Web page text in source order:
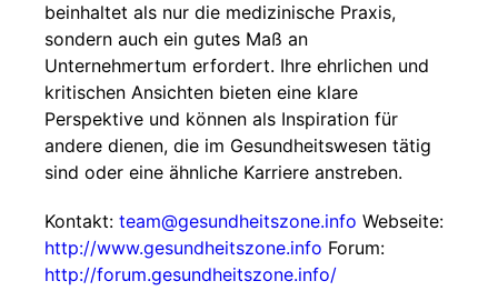
beinhaltet als nur die medizinische Praxis,
sondern auch ein gutes Maß an
Unternehmertum erfordert. Ihre ehrlichen und
kritischen Ansichten bieten eine klare
Perspektive und können als Inspiration für
andere dienen, die im Gesundheitswesen tätig
sind oder eine ähnliche Karriere anstreben.
Kontakt: team@gesundheitszone.info Webseite:
http://www.gesundheitszone.info Forum:
http://forum.gesundheitszone.info/